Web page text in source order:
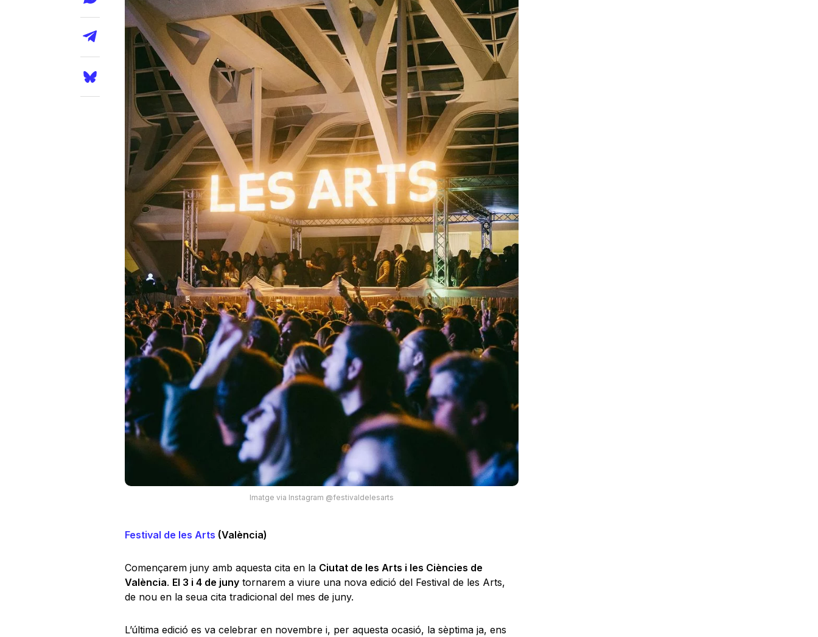
Imatge via Instagram @festivaldelesarts
Festival de les Arts (València)
Començarem juny amb aquesta cita en la Ciutat de les Arts i les Ciències de
València. El 3 i 4 de junytornarem a viure una nova edició del Festival de les Arts,
de nou en la seua cita tradicional del mes de juny.
L’última edició es va celebrar en novembre i, per aquesta ocasió, la sèptima ja, ens